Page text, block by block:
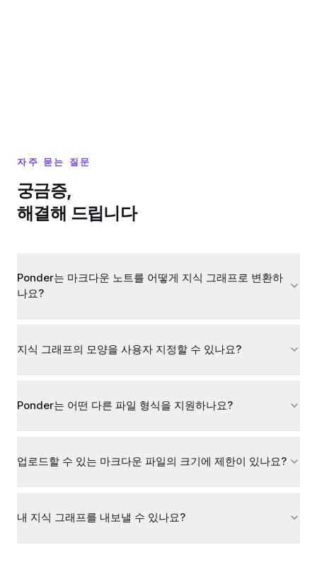
자주 묻는 질문
궁금증,
해결해 드립니다
Ponder는 마크다운 노트를 어떻게 지식 그래프로 변환하
나요?
지식 그래프의 모양을 사용자 지정할 수 있나요?
Ponder는 어떤 다른 파일 형식을 지원하나요?
업로드할 수 있는 마크다운 파일의 크기에 제한이 있나요?
내 지식 그래프를 내보낼 수 있나요?